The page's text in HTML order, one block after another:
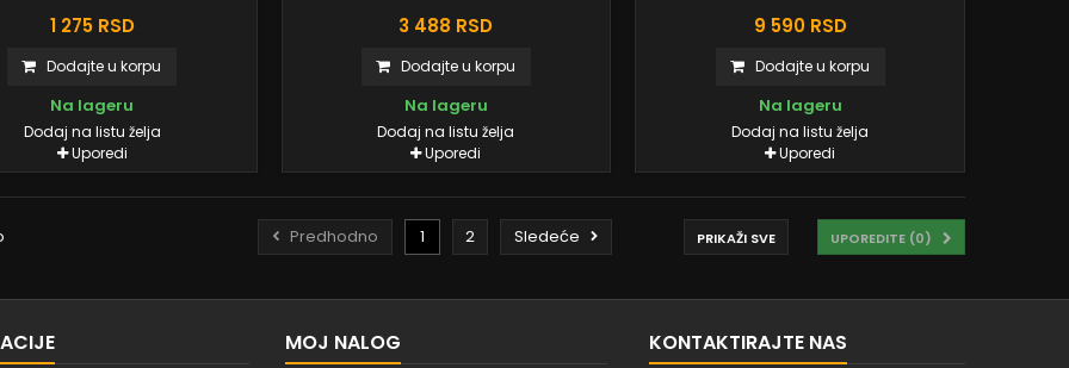
1 275 RSD
Dodajte u korpu
Na lageru
Dodaj na listu želja
Uporedi
3 488 RSD
Dodajte u korpu
Na lageru
Dodaj na listu želja
Uporedi
9 590 RSD
Dodajte u korpu
Na lageru
Dodaj na listu želja
Uporedi
UPOREDITE (0)
Predhodno 1 2 Sledeće PRIKAŽI SVE
MOJ NALOG KONTAKTIRAJTE NAS